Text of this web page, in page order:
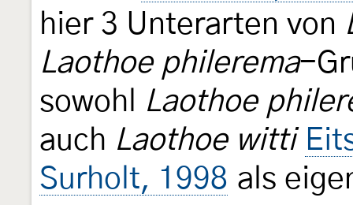
hier 3 Unterarten von
Laothoe philerema-
sowohl
Laothoe
auch Laothoe witti
Surholt, 1998 als